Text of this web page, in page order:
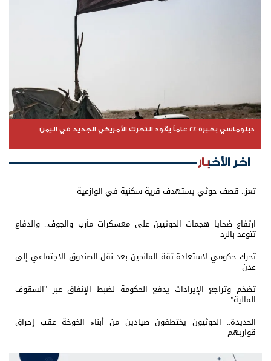
دبلوماسي بخبرة 24 عاماً يقود التحرك الأمريكي الجديد في اليمن
اخر الأخبار
تعز.. قصف حوثي يستهدف قرية سكنية في الوازعية
ارتفاع ضحايا هجمات الحوثيين على معسكرات مأرب والجوف.. والدفاع
تتوعد بالرد
تحرك حكومي لاستعادة ثقة المانحين بعد نقل الصندوق الاجتماعي إلى
عدن
تضخم وتراجع الإيرادات يدفع الحكومة لضبط الإنفاق عبر "السقوف
المالية"
الحديدة.. الحوثيون يختطفون صيادين من أبناء الخوخة عقب إحراق
قواربهم